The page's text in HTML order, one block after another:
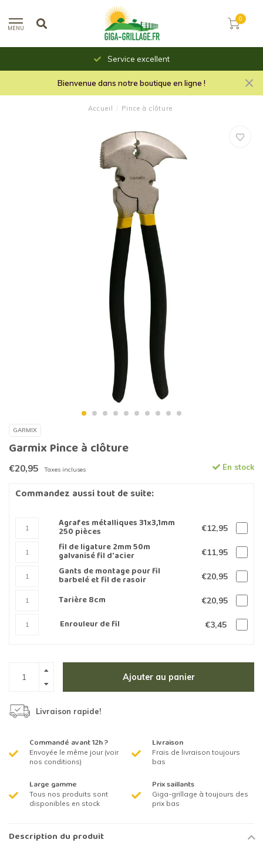
MENU
0
Service excellent
Bienvenue dans notre boutique en ligne !
Accueil / Pince à clôture
GARMIX
Garmix Pince à clôture
€20,95 Taxes incluses En stock
Commandez aussi tout de suite:
Agrafes métalliques 31x3,1mm
250 pièces €12,95
fil de ligature 2mm 50m
galvanisé fil d'acier €11,95
Gants de montage pour fil
barbelé et fil de rasoir €20,95
Tarière 8cm €20,95
Enrouleur de fil €3,45
Ajouter au panier
Livraison rapide!
Commandé avant 12h ?
Envoyée le même jour (voir
nos conditions)
Livraison
Frais de livraison toujours
bas
Large gamme
Tous nos produits sont
disponibles en stock
Prix saillants
Giga-grillage à toujours des
prix bas
Description du produit